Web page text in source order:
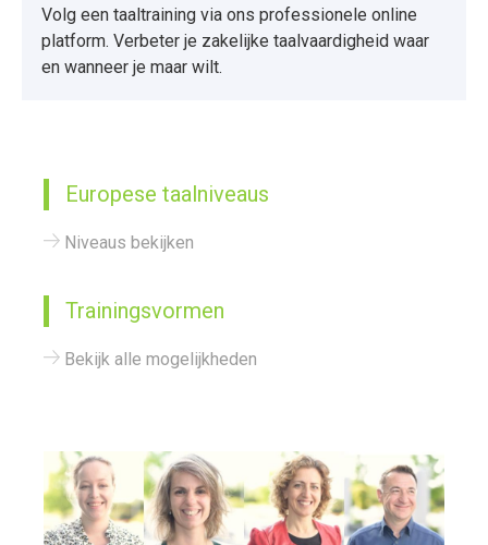
Volg een taaltraining via ons professionele online
platform. Verbeter je zakelijke taalvaardigheid waar
en wanneer je maar wilt.
Europese taalniveaus
Niveaus bekijken
Trainingsvormen
Bekijk alle mogelijkheden